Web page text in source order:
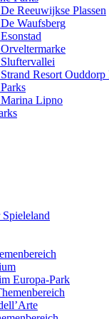
Reeuwijkse Plassen
Waufsberg
Resort
Lipno
Europa-Park